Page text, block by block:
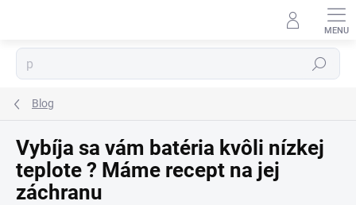
Hľadať
Blog
Vybíja sa vám batéria kvôli nízkej
teplote ? Máme recept na jej
záchranu
AI asistent · online